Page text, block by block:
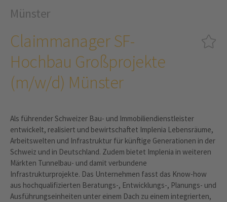
Münster
Claimmanager SF-
Hochbau Großprojekte
(m/w/d) Münster
Als führender Schweizer Bau- und Immobiliendienstleister
entwickelt, realisiert und bewirtschaftet Implenia Lebensräume,
Arbeitswelten und Infrastruktur für künftige Generationen in der
Schweiz und in Deutschland. Zudem bietet Implenia in weiteren
Märkten Tunnelbau- und damit verbundene
Infrastrukturprojekte. Das Unternehmen fasst das Know-how
aus hochqualifizierten Beratungs-, Entwicklungs-, Planungs- und
Ausführungseinheiten unter einem Dach zu einem integrierten,